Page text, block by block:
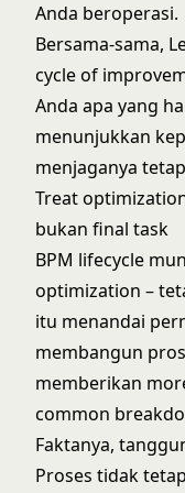
Anda beroperasi.
Bersama-sama,
cycle of
Anda apa yang
menunjukkan
menjaganya
Treat
bukan final task
BPM lifecycle
optimization –
itu menandai
membangun
memberikan
common
Faktanya,
Proses tidak